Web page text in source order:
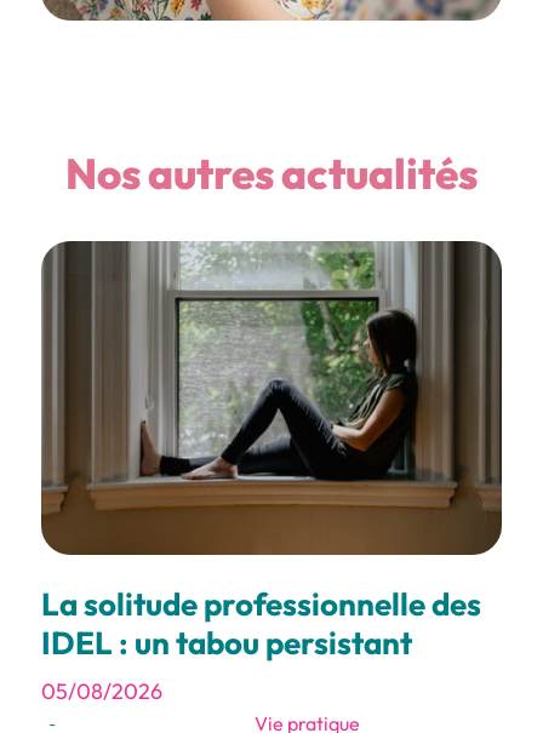
Nos autres actualités
La solitude professionnelle des
IDEL : un tabou persistant
05/08/2026
- Vie pratique